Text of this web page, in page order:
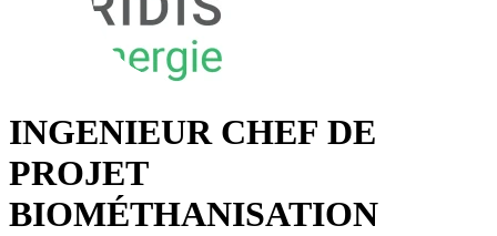
INGENIEUR CHEF DE
PROJET
BIOMÉTHANISATION